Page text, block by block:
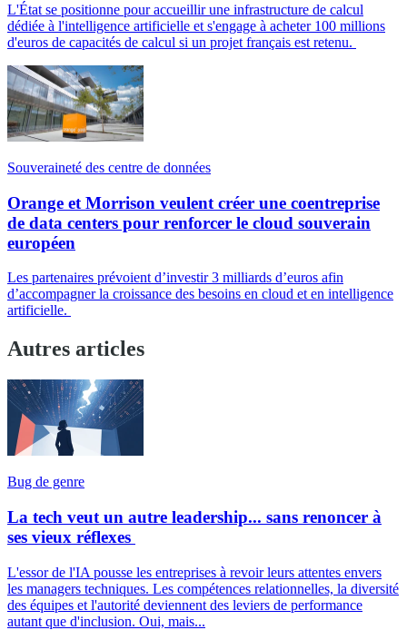
L'État se positionne pour accueillir une infrastructure de calcul
dédiée à l'intelligence artificielle et s'engage à acheter 100 millions
d'euros de capacités de calcul si un projet français est retenu.
Souveraineté des centre de données
Orange et Morrison veulent créer une coentreprise
de data centers pour renforcer le cloud souverain
européen
Les partenaires prévoient d’investir 3 milliards d’euros afin
d’accompagner la croissance des besoins en cloud et en intelligence
artificielle.
Autres articles
Bug de genre
La tech veut un autre leadership... sans renoncer à
ses vieux réflexes
L'essor de l'IA pousse les entreprises à revoir leurs attentes envers
les managers techniques. Les compétences relationnelles, la diversité
des équipes et l'autorité deviennent des leviers de performance
autant que d'inclusion. Oui, mais...